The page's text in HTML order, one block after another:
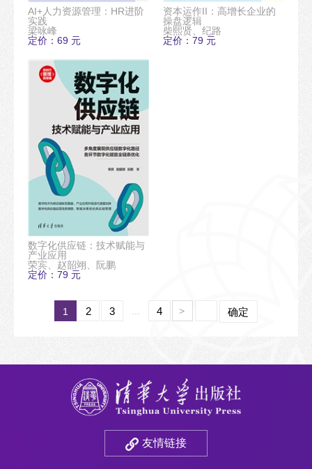
AI+人力资源管理：HR进阶
实践
梁咏峰
定价：69 元
资本运作II：高增长企业的
操盘逻辑
柴熙贤、纪路
定价：79 元
数字化供应链：技术赋能与
产业应用
荣宾、赵韶翊、阮鹏
定价：79 元
1 2 3 4 > 确定
友情链接